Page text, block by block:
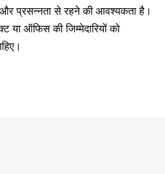
प्रसन्नता से रहने की आवश्यकता है।
ऑफिस की जिम्मेदारियों को